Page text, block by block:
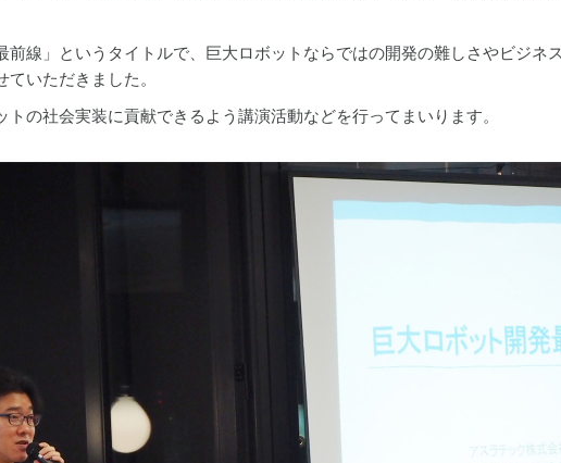
前線」というタイトルで、巨大ロボットならではの開発の難しさやビジネ
いただきました。
の社会実装に貢献できるよう講演活動などを行ってまいります。